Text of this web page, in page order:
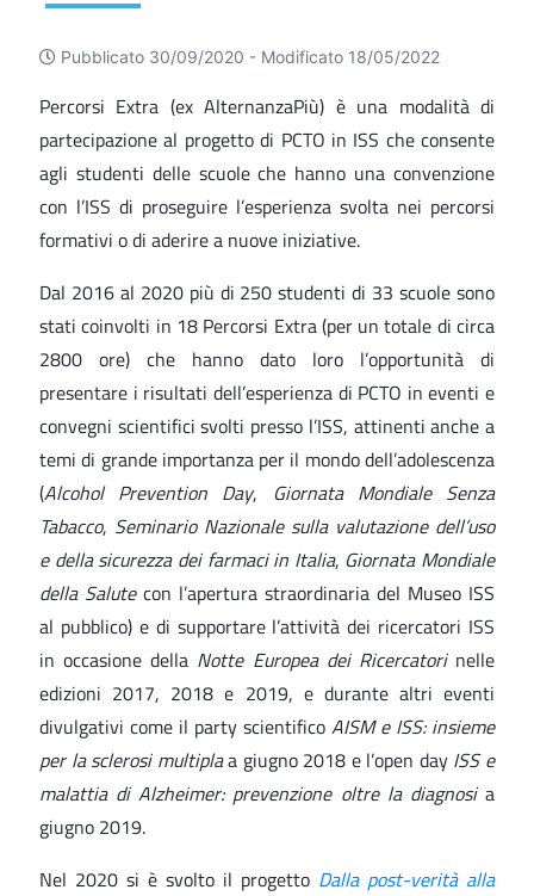
Pubblicato 30/09/2020 - Modificato 18/05/2022
Percorsi Extra (ex AlternanzaPiù) è una modalità di
partecipazione al progetto di PCTO in ISS che consente
agli studenti delle scuole che hanno una convenzione
con l’ISS di proseguire l’esperienza svolta nei percorsi
formativi o di aderire a nuove iniziative.
Dal 2016 al 2020 più di 250 studenti di 33 scuole sono
stati coinvolti in 18 Percorsi Extra (per un totale di circa
2800 ore) che hanno dato loro l’opportunità di
presentare i risultati dell’esperienza di PCTO in eventi e
convegni scientifici svolti presso l’ISS, attinenti anche a
temi di grande importanza per il mondo dell’adolescenza
(Alcohol Prevention Day, Giornata Mondiale Senza
Tabacco, Seminario Nazionale sulla valutazione dell’uso
e della sicurezza dei farmaci in Italia, Giornata Mondiale
della Salutecon l’apertura straordinaria del Museo ISS
al pubblico) e di supportare l’attività dei ricercatori ISS
in occasione della Notte Europea dei Ricercatorinelle
edizioni 2017, 2018 e 2019, e durante altri eventi
divulgativi come il party scientifico AISM e ISS: insieme
per la sclerosi multiplaa giugno 2018 e l’open day ISS e
malattia di Alzheimer: prevenzione oltre la diagnosia
giugno 2019.
Nel 2020 si è svolto il progetto Dalla post-verità alla